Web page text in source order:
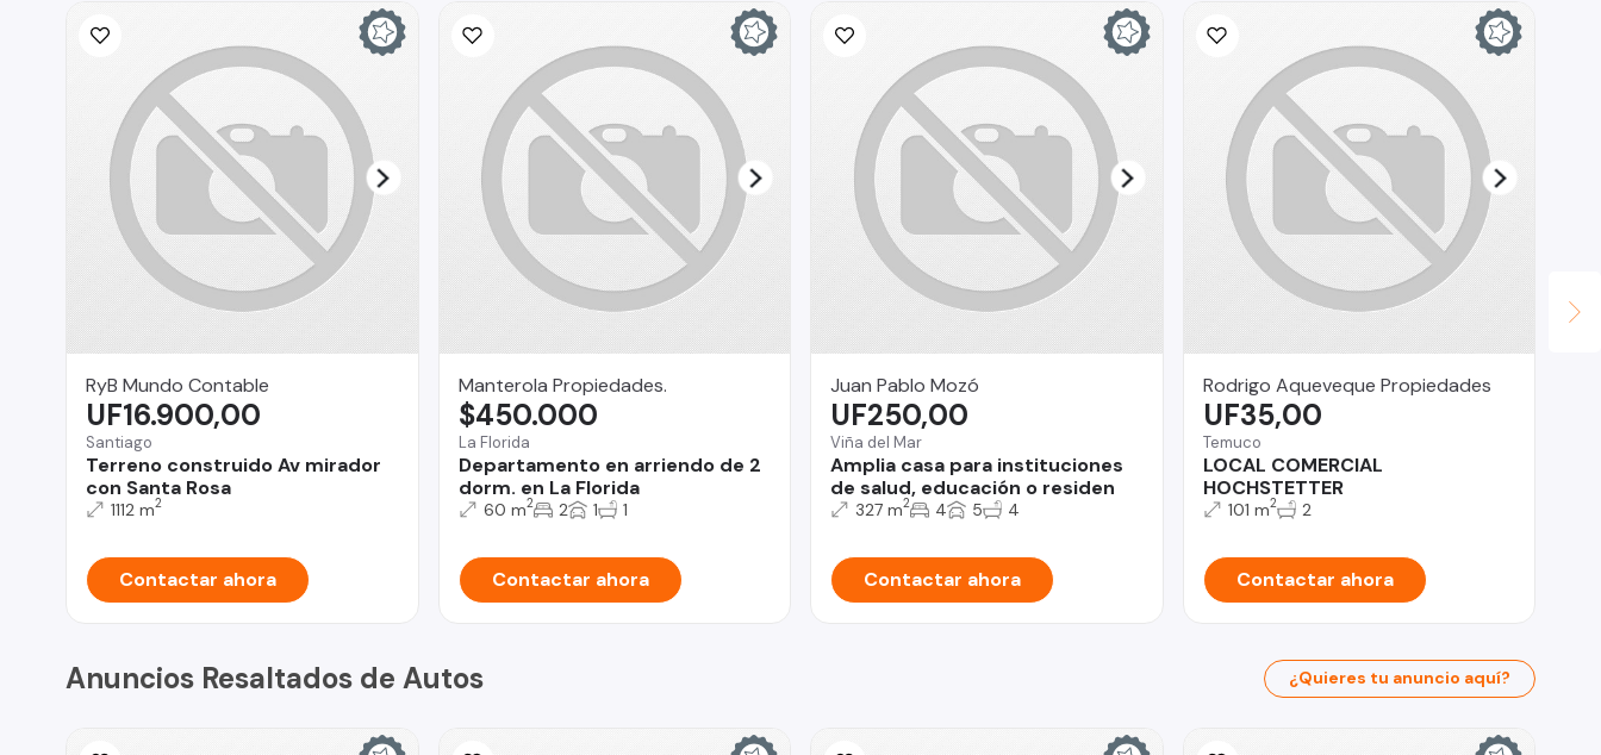
RyB Mundo Contable
Santiago
Terreno construido Av mirador
con Santa Rosa
UF16.900,00
1112 m2
Contactar ahora
Manterola Propiedades.
La Florida
Departamento en arriendo de 2
dorm. en La Florida
$450.000
60 m2 2 1 1
Contactar ahora
Juan Pablo Mozó
Viña del Mar
Amplia casa para instituciones
de salud, educación o residen
UF250,00
327 m2 4 5 4
Contactar ahora
Rodrigo Aqueveque Propiedades
Temuco
LOCAL COMERCIAL
HOCHSTETTER
UF35,00
101 m2 2
Contactar ahora
Anuncios Resaltados de Autos ¿Quieres tu anuncio aquí?